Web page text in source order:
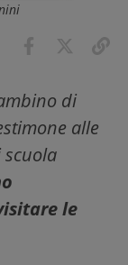
di
alle
le